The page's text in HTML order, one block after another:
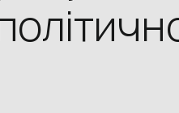
24/7